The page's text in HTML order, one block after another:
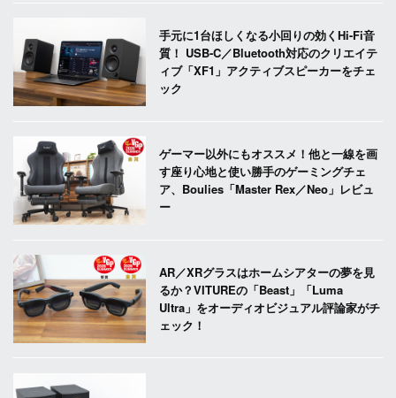
手元に1台ほしくなる小回りの効くHi-Fi音
質！ USB-C／Bluetooth対応のクリエイテ
ィブ「XF1」アクティブスピーカーをチェ
ック
ゲーマー以外にもオススメ！他と一線を画
す座り心地と使い勝手のゲーミングチェ
ア、Boulies「Master Rex／Neo」レビュ
ー
AR／XRグラスはホームシアターの夢を見
るか？VITUREの「Beast」「Luma
Ultra」をオーディオビジュアル評論家がチ
ェック！